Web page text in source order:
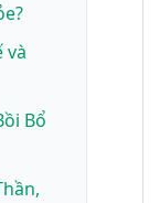
và
Bổ